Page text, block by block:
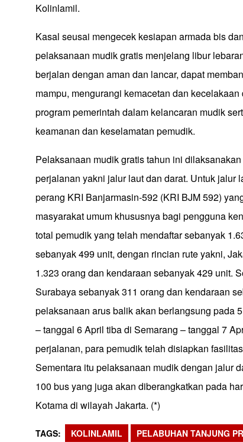
Kolinlamil.
Kasal seusai mengecek kesiapan armada bis
pelaksanaan mudik gratis menjelang libur
berjalan dengan aman dan lancar, dapat
mampu, mengurangi kemacetan dan
program pemerintah dalam kelancaran mudik
keamanan dan keselamatan pemudik.
Pelaksanaan mudik gratis tahun ini
perjalanan yakni jalur laut dan darat. Untuk jalur
perang KRI Banjarmasin-592 (KRI BJM 592)
masyarakat umum khususnya bagi pengguna
total pemudik yang telah mendaftar sebanyak
sebanyak 499 unit, dengan rincian rute yakni,
1.323 orang dan kendaraan sebanyak 429 unit.
Surabaya sebanyak 311 orang dan kendaraan
pelaksanaan arus balik akan berlangsung pada
– tanggal 6 April tiba di Semarang – tanggal 7
perjalanan, para pemudik telah disiapkan
Sementara itu pelaksanaan mudik dengan jalur
100 bus yang juga akan diberangkatkan pada
Kotama di wilayah Jakarta. (*)
TAGS KOLINLAMIL PELABUHAN TANJUNG